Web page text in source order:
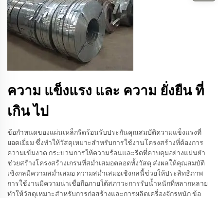
ความ แข็งแรง และ ความ ยั่งยืน ที่
เกิน ไป
ข้อกำหนดของแผ่นเหล็กรีดร้อนรับประกันคุณสมบัติความแข็งแรงที่
ยอดเยี่ยม ซึ่งทำให้วัสดุเหมาะสำหรับการใช้งานโครงสร้างที่ต้องการ
ความเข้มงวด กระบวนการให้ความร้อนและรีดที่ควบคุมอย่างแม่นยำ
ช่วยสร้างโครงสร้างเกรนที่สม่ำเสมอตลอดทั้งวัสดุ ส่งผลให้คุณสมบัติ
เชิงกลมีความสม่ำเสมอ ความสม่ำเสมอเชิงกลนี้ช่วยให้ประสิทธิภาพ
การใช้งานมีความน่าเชื่อถือภายใต้สภาวะการรับน้ำหนักที่หลากหลาย
ทำให้วัสดุเหมาะสำหรับการก่อสร้างและการผลิตเครื่องจักรหนัก ข้อ